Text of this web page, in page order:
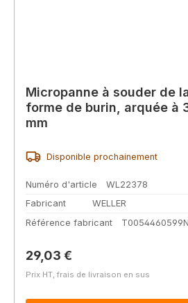
Micropanne à souder de
forme de burin, arquée à
mm
Disponible prochainement
Numéro d'article
WL22378
Fabricant
WELLER
Référence fabricant
T0054460599N
Prix régulier :
29,03 €
Prix HT, frais de livraison en sus